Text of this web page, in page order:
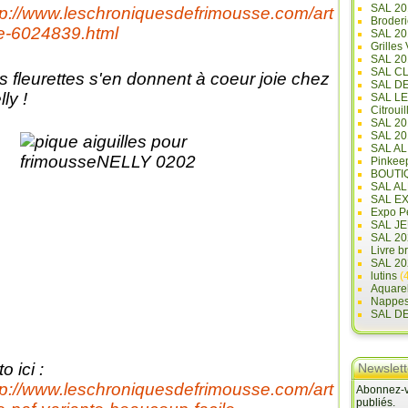
www.leschroniquesdefrimousse.com/art
6024839.html
fleurettes s'en donnent à coeur joie chez
!
ici :
www.leschroniquesdefrimousse.com/art
SAL
SAL
Grilles
SAL
SAL
SAL
SAL
SAL
SAL
SAL
SAL
SAL
Expo
SAL
SAL
Livre
SAL
lutins
SAL
Abonnez-
publiés.